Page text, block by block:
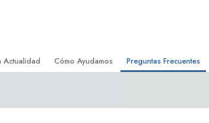
Actualidad Cómo Ayudamos Preguntas Frecuentes